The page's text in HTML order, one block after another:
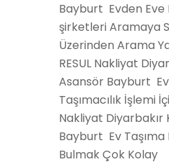
Bayburt Evden Eve
şirketleri Aramaya
Üzerinden Arama
RESUL Nakliyat
Asansör Bayburt
Taşımacılık İşlemi
Nakliyat Diyarbakır
Bayburt Ev Taşıma
Bulmak Çok Kolay